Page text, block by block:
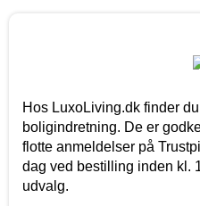
Hos LuxoLiving.dk finder
boligindretning. De er
flotte anmeldelser på
dag ved bestilling inden kl.
udvalg.